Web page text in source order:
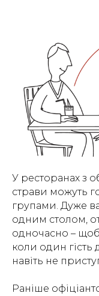
У ресторанах з
страви можуть
групами. Дуже
одним столом,
одночасно –
коли один гість
навіть не
Раніше